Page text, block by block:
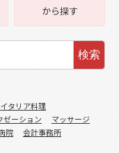
から探す
検索
イタリア料理
ゼーション
マッサージ
院
会計事務所